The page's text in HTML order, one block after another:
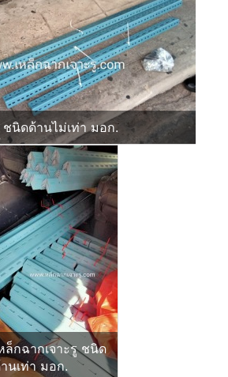
ชนิดด้านไม่เท่า มอก.
ล็กฉากเจาะรู ชนิด
นเท่า มอก.